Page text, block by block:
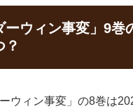
ーウィン事変」9巻
？
ウィン事変」の8巻は